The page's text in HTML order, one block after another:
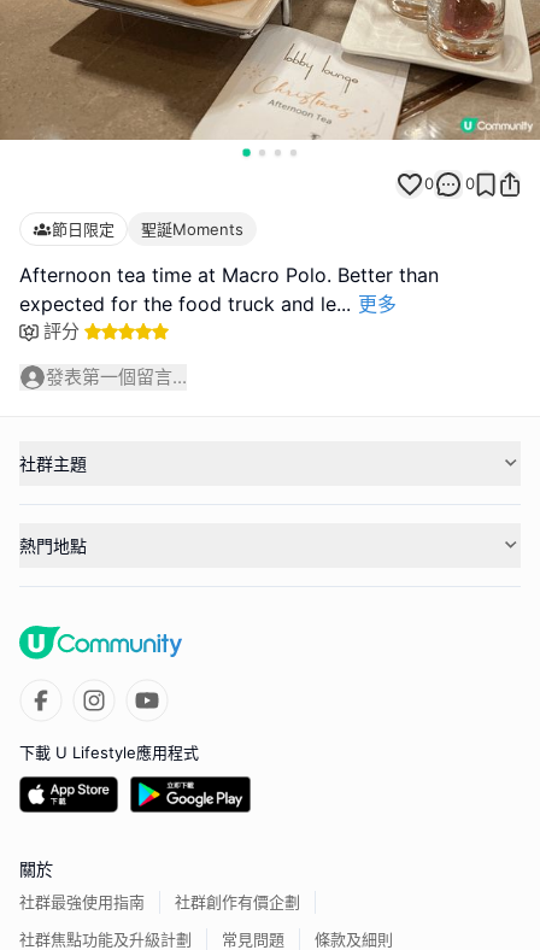
0 0
節日限定 聖誕Moments
Afternoon tea time at Macro Polo. Better than
expected for the food truck and le... 更多
評分
發表第一個留言...
社群主題
熱門地點
下載 U Lifestyle應用程式
關於
社群最強使用指南
社群創作有價企劃
社群焦點功能及升級計劃
常見問題 條款及細則